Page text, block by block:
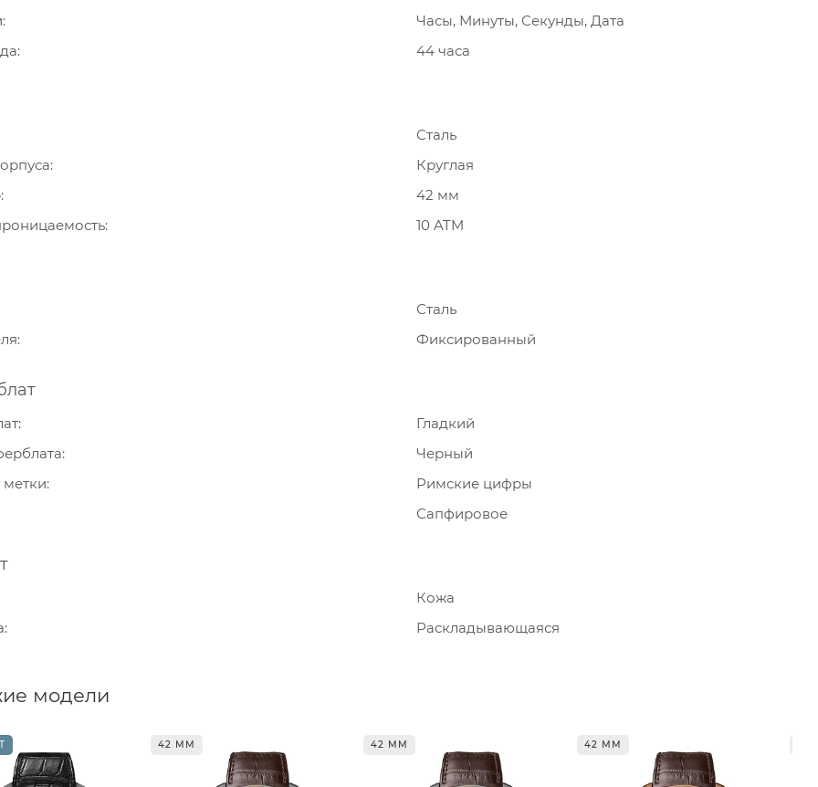
Часы, Минуты, Секунды, Дата
44 часа
Сталь
Круглая
42 мм
10 ATM
Сталь
Фиксированный
Гладкий
Черный
Римские цифры
Сапфировое
Кожа
Раскладывающаяся
модели
42 ММ 42 ММ 42 ММ